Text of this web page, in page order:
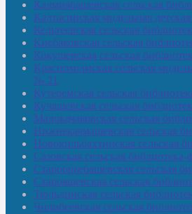
Калмиябашевская сельская
Калтасинская модельная
Кельтеевская сельская
Киебаковская сельская
Кокушевская сельская
Краснохолмская сельская
№ 21
Кутеремская сельская
Кучашевская сельская
Малокачаковская сельская
Нижнекачмашевская сельская
Новокильбахтинская сельская
Сазовская сельская
Староорьебашевская сельская
Старояшевская сельская
Тюльдинская сельская
Чилибеевская сельская